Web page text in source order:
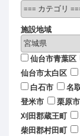
施設地域
仙台市青葉区
仙台市太白区
白石市
名
登米市
栗原市
刈田郡蔵王町
柴田郡村田町